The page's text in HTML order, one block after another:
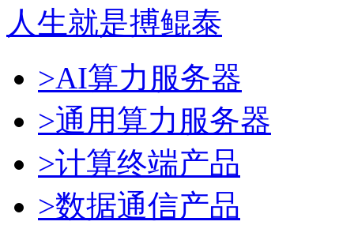
人生就是搏鲲泰
>AI算力服务器
>通用算力服务器
>计算终端产品
>数据通信产品